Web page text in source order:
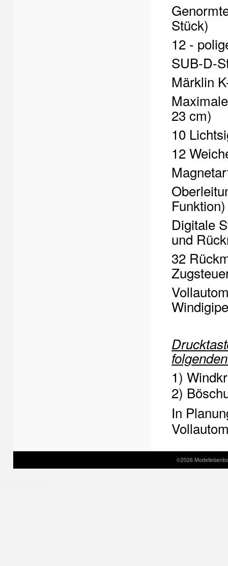
Stück)
12 -
SUB-D-
Märklin
23 cm)
10
12
Funktion)
Digitale
und
32
1)
2)
In
©2026